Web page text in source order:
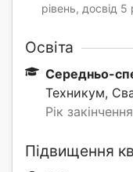
рівень, досвід 5
Освіта
Середньо-
Техникум,
Рік
Підвищення